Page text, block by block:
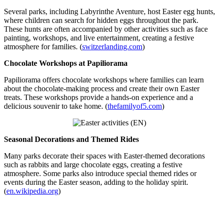
Several parks, including Labyrinthe Aventure, host Easter egg hunts,
where children can search for hidden eggs throughout the park.
These hunts are often accompanied by other activities such as face
painting, workshops, and live entertainment, creating a festive
atmosphere for families. (switzerlanding.com)
Chocolate Workshops at Papiliorama
Papiliorama offers chocolate workshops where families can learn
about the chocolate-making process and create their own Easter
treats. These workshops provide a hands-on experience and a
delicious souvenir to take home. (thefamilyof5.com)
Seasonal Decorations and Themed Rides
Many parks decorate their spaces with Easter-themed decorations
such as rabbits and large chocolate eggs, creating a festive
atmosphere. Some parks also introduce special themed rides or
events during the Easter season, adding to the holiday spirit.
(en.wikipedia.org)